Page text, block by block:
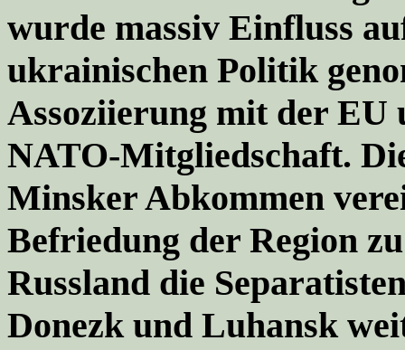
wurde massiv Einfluss
ukrainischen Politik
Assoziierung mit der EU
NATO-Mitgliedschaft.
Minsker Abkommen
Befriedung der Region
Russland die
Donezk und Luhansk